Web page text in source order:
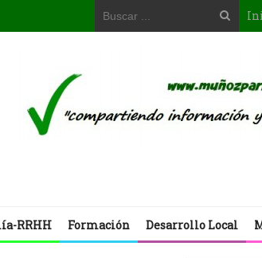
RRHH Formación Desarrollo Local